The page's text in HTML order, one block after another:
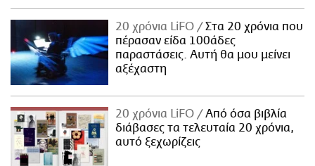
20 χρόνια LiFO
Στα 20 χρόνια που
πέρασαν είδα 100άδες
παραστάσεις. Αυτή θα μου μείνει
αξέχαστη
20 χρόνια LiFO
Από όσα βιβλία
διάβασες τα τελευταία 20 χρόνια,
αυτό ξεχωρίζεις